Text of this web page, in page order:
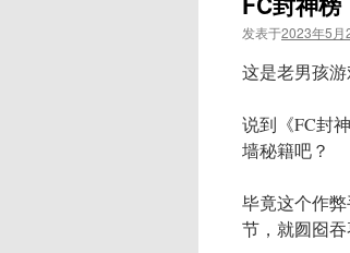
发表于2023年5月
这是老男孩
说到《FC封
墙秘籍吧？
毕竟这个作
节，就囫囵吞